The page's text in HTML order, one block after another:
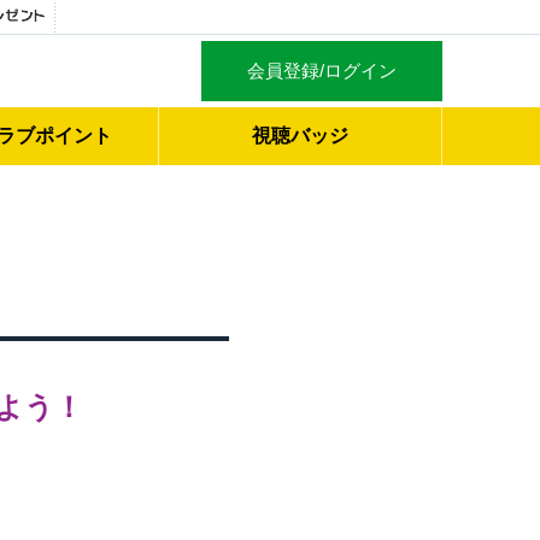
会員登録/ログイン
ブポイント 視聴バッジ
う！